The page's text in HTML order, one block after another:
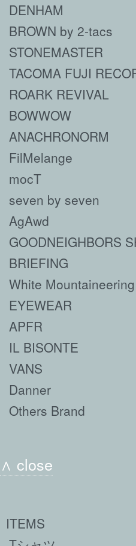
DENHAM
BROWN by 2-tacs
STONEMASTER
TACOMA FUJI
ROARK REVIVAL
BOWWOW
ANACHRONORM
FilMelange
mocT
seven by seven
AgAwd
GOODNEIGHBORS
BRIEFING
White Mountaineering
EYEWEAR
APFR
IL BISONTE
VANS
Danner
Others Brand
∧ close
ITEMS